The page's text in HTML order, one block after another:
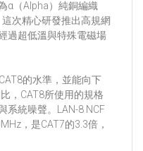
α（Alpha）純銅編織
這次精心研發推出高規網
過超低溫與特殊電磁場
的水準，並能向下
，CAT8所使用的規格
系統噪聲。LAN-8 NCF
，是CAT7的3.3倍，